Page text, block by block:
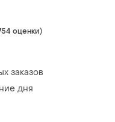
оценки)
заказов
дня